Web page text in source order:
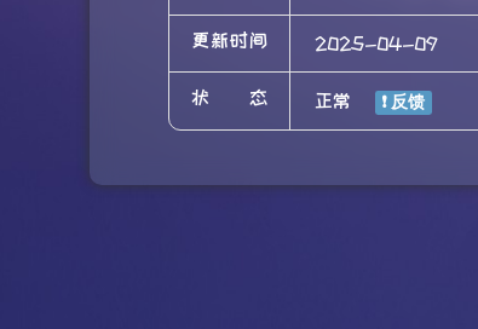
更新时间 2025-04-09
状态 正常